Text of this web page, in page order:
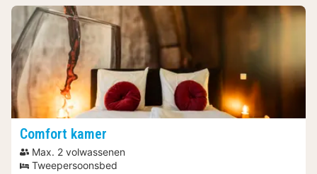
Comfort kamer
Max. 2 volwassenen
Tweepersoonsbed